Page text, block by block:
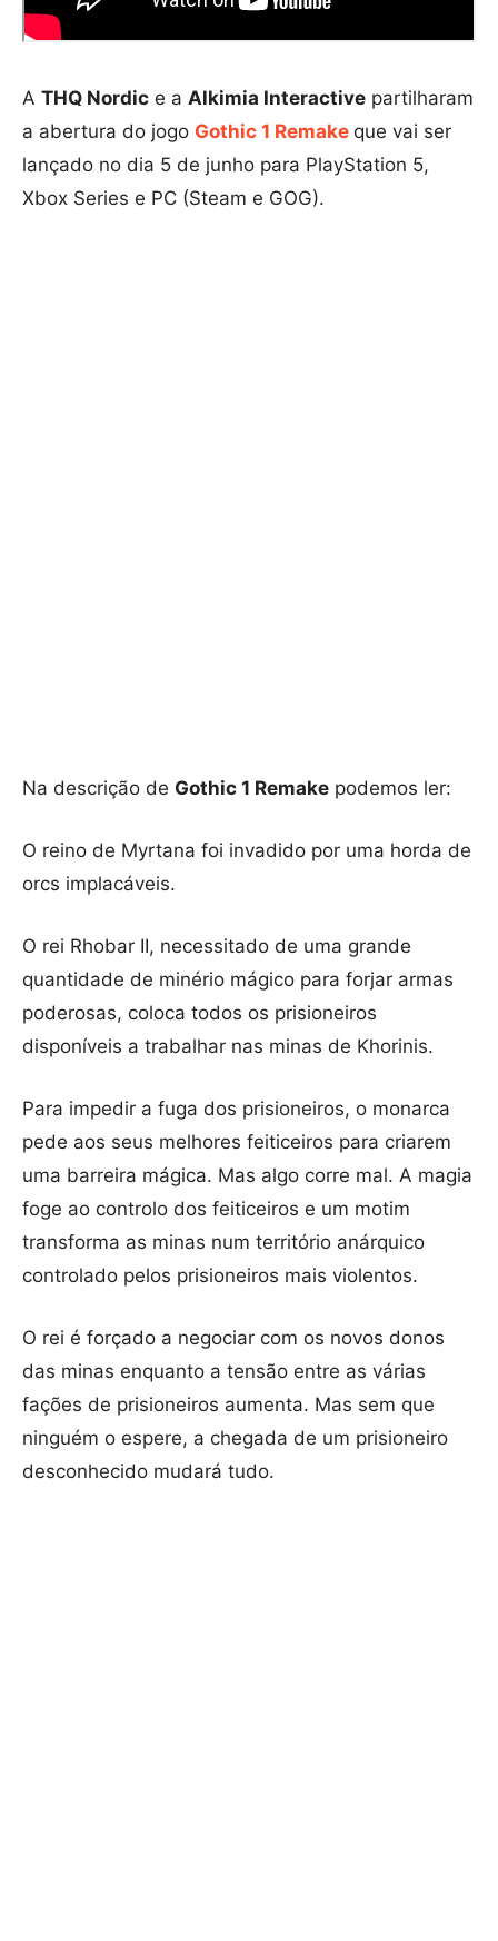
A THQ Nordic e a Alkimia Interactive partilharam
a abertura do jogo Gothic 1 Remake que vai ser
lançado no dia 5 de junho para PlayStation 5,
Xbox Series e PC (Steam e GOG).
Na descrição de Gothic 1 Remake podemos ler:
O reino de Myrtana foi invadido por uma horda de
orcs implacáveis.
O rei Rhobar II, necessitado de uma grande
quantidade de minério mágico para forjar armas
poderosas, coloca todos os prisioneiros
disponíveis a trabalhar nas minas de Khorinis.
Para impedir a fuga dos prisioneiros, o monarca
pede aos seus melhores feiticeiros para criarem
uma barreira mágica. Mas algo corre mal. A magia
foge ao controlo dos feiticeiros e um motim
transforma as minas num território anárquico
controlado pelos prisioneiros mais violentos.
O rei é forçado a negociar com os novos donos
das minas enquanto a tensão entre as várias
fações de prisioneiros aumenta. Mas sem que
ninguém o espere, a chegada de um prisioneiro
desconhecido mudará tudo.